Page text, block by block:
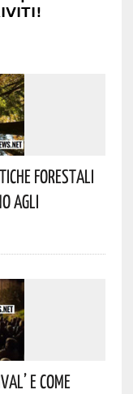
Forestali
Agli
E Come